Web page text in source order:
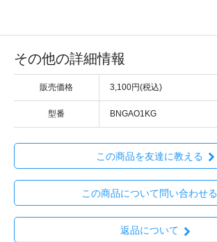
その他の詳細情報
販売価格 3,100円(税込)
型番 BNGAO1KG
この商品を友達に教える
この商品について問い合わせる
返品について